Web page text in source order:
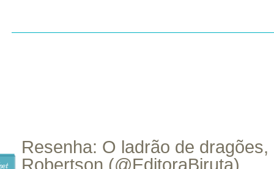
Resenha: O ladrão de dragões,
Robertson (@EditoraBiruta)